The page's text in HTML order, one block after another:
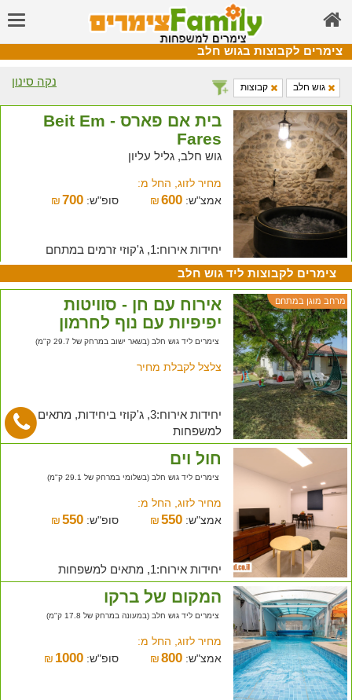
צימרים לקבוצות בגוש חלב
נקה סינון גוש חלב קבוצות
בית אם פארס - Beit Em
Fares
גוש חלב, גליל עליון
מחיר לזוג, החל מ:
אמצ"ש:
₪600 סופ"ש: ₪ 700
יחידות אירוח:1, ג'קוזי זרמים במתחם
צימרים לקבוצות ליד גוש חלב
מרחב מוגן במתחם
אירוח עם חן - סוויטות
יפיפיות עם נוף לחרמון
צימרים ליד גוש חלב (בשאר ישוב במרחק של 29.7 ק"מ)
צלצל לקבלת מחיר
יחידות אירוח:3, ג'קוזי ביחידות, מתאים
למשפחות
חול וים
צימרים ליד גוש חלב (בשלומי במרחק של 29.1 ק"מ)
מחיר לזוג, החל מ:
אמצ"ש:
₪550 סופ"ש: ₪ 550
יחידות אירוח:1, מתאים למשפחות
המקום של ברקו
צימרים ליד גוש חלב (במעונה במרחק של 17.8 ק"מ)
מחיר לזוג, החל מ:
אמצ"ש:
₪800 סופ"ש: ₪ 1000